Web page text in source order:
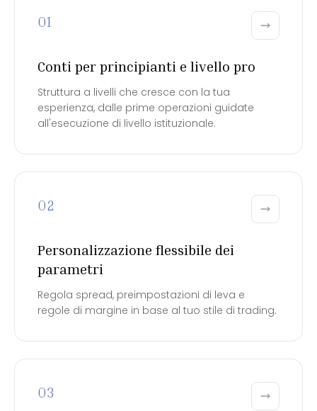
01
Conti per principianti e livello pro
Struttura a livelli che cresce con la tua
esperienza, dalle prime operazioni guidate
all'esecuzione di livello istituzionale.
02
Personalizzazione flessibile dei
parametri
Regola spread, preimpostazioni di leva e
regole di margine in base al tuo stile di trading.
03